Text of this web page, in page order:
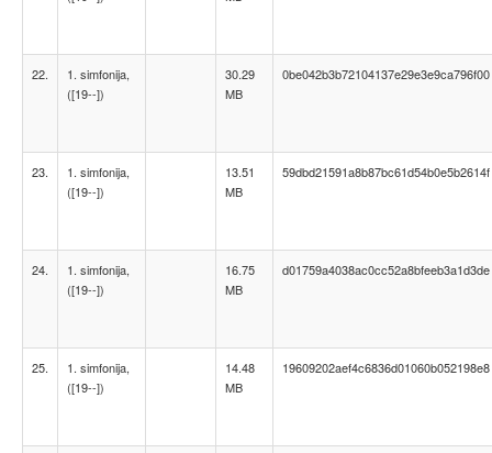
22.
1. simfonija,
([19--])
30.29
MB
0be042b3b72104137e29e3e9ca796f00
23.
1. simfonija,
([19--])
13.51
MB
59dbd21591a8b87bc61d54b0e5b2614f
24.
1. simfonija,
([19--])
16.75
MB
d01759a4038ac0cc52a8bfeeb3a1d3de
25.
1. simfonija,
([19--])
14.48
MB
19609202aef4c6836d01060b052198e8